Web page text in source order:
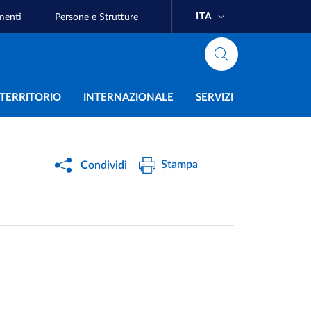
Persone e Strutture ITA
INTERNAZIONALE SERVIZI
Condividi Stampa